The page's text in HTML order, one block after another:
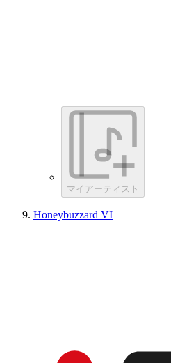
マイアーティスト
Honeybuzzard VI